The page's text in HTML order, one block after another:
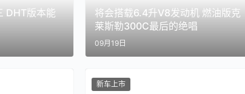
DHT版本能
将会搭载6.4升V8发动机 燃油版克
莱斯勒300C最后的绝唱
09月19日
新车上市